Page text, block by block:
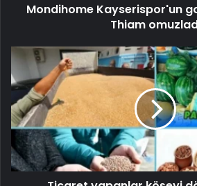
Mondihome Kayserispor'un
Thiam